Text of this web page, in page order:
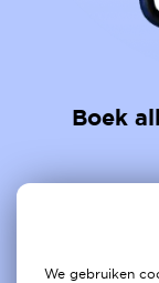
Boek
02
We gebruiken